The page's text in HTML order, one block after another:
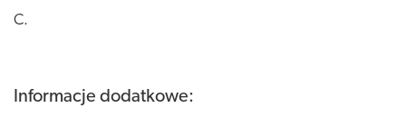
C.
Informacje dodatkowe: